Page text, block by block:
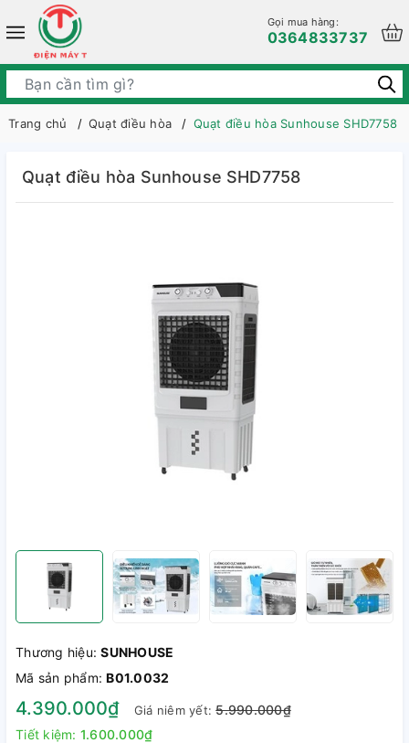
Gọi mua hàng:
0364833737
Trang chủ Quạt điều hòa Quạt điều hòa Sunhouse SHD7758
Quạt điều hòa Sunhouse SHD7758
Thương hiệu:SUNHOUSE
Mã sản phẩm:B01.0032
4.390.000₫ Giá niêm yết:5.990.000₫
Tiết kiệm: 1.600.000₫